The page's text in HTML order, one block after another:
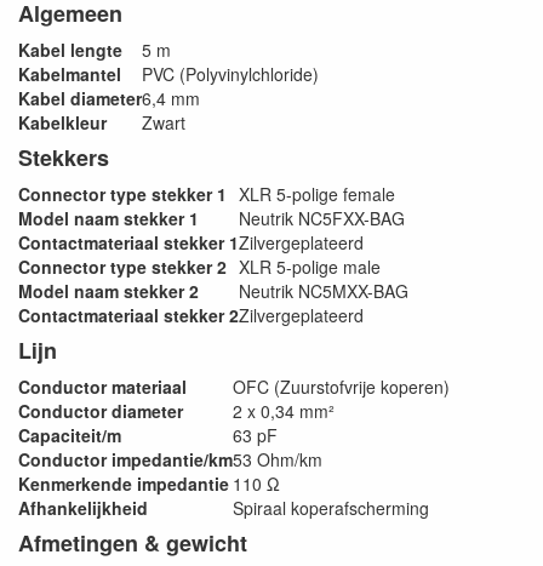
Algemeen
Kabel lengte
5 m
Kabelmantel
PVC (Polyvinylchloride)
Kabel diameter6,4 mm
Kabelkleur
Zwart
Stekkers
Connector type stekker 1 XLR 5-polige female
Model naam stekker 1
Neutrik NC5FXX-BAG
Contactmateriaal stekker 1Zilvergeplateerd
Connector type stekker 2 XLR 5-polige male
Model naam stekker 2
Neutrik NC5MXX-BAG
Contactmateriaal stekker 2Zilvergeplateerd
Lijn
Conductor materiaal
OFC (Zuurstofvrije koperen)
Conductor diameter
2 x 0,34 mm²
Capaciteit/m
63 pF
Conductor impedantie/km53 Ohm/km
Kenmerkende impedantie 110 Ω
Afhankelijkheid
Spiraal koperafscherming
Afmetingen & gewicht